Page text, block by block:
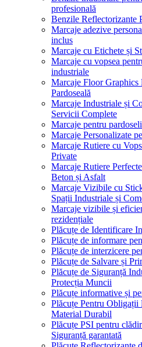
profesională
Benzile Reflectorizante
Marcaje adezive
inclus
Marcaje cu Etichete și
Marcaje cu vopsea
industriale
Marcaje Floor
Pardoseală
Marcaje Industriale și
Servicii Complete
Marcaje pentru
Marcaje Personalizate
Marcaje Rutiere cu
Private
Marcaje Rutiere
Beton și Asfalt
Marcaje Vizibile cu
Spații Industriale și
Marcaje vizibile și
rezidențiale
Plăcuțe de Identificare
Plăcuțe de informare
Plăcuțe de interzicere
Plăcuțe de Salvare și
Plăcuțe de Siguranță
Protecția Muncii
Plăcuțe informative și
Plăcuțe Pentru
Material Durabil
Plăcuțe PSI pentru
Siguranță garantată